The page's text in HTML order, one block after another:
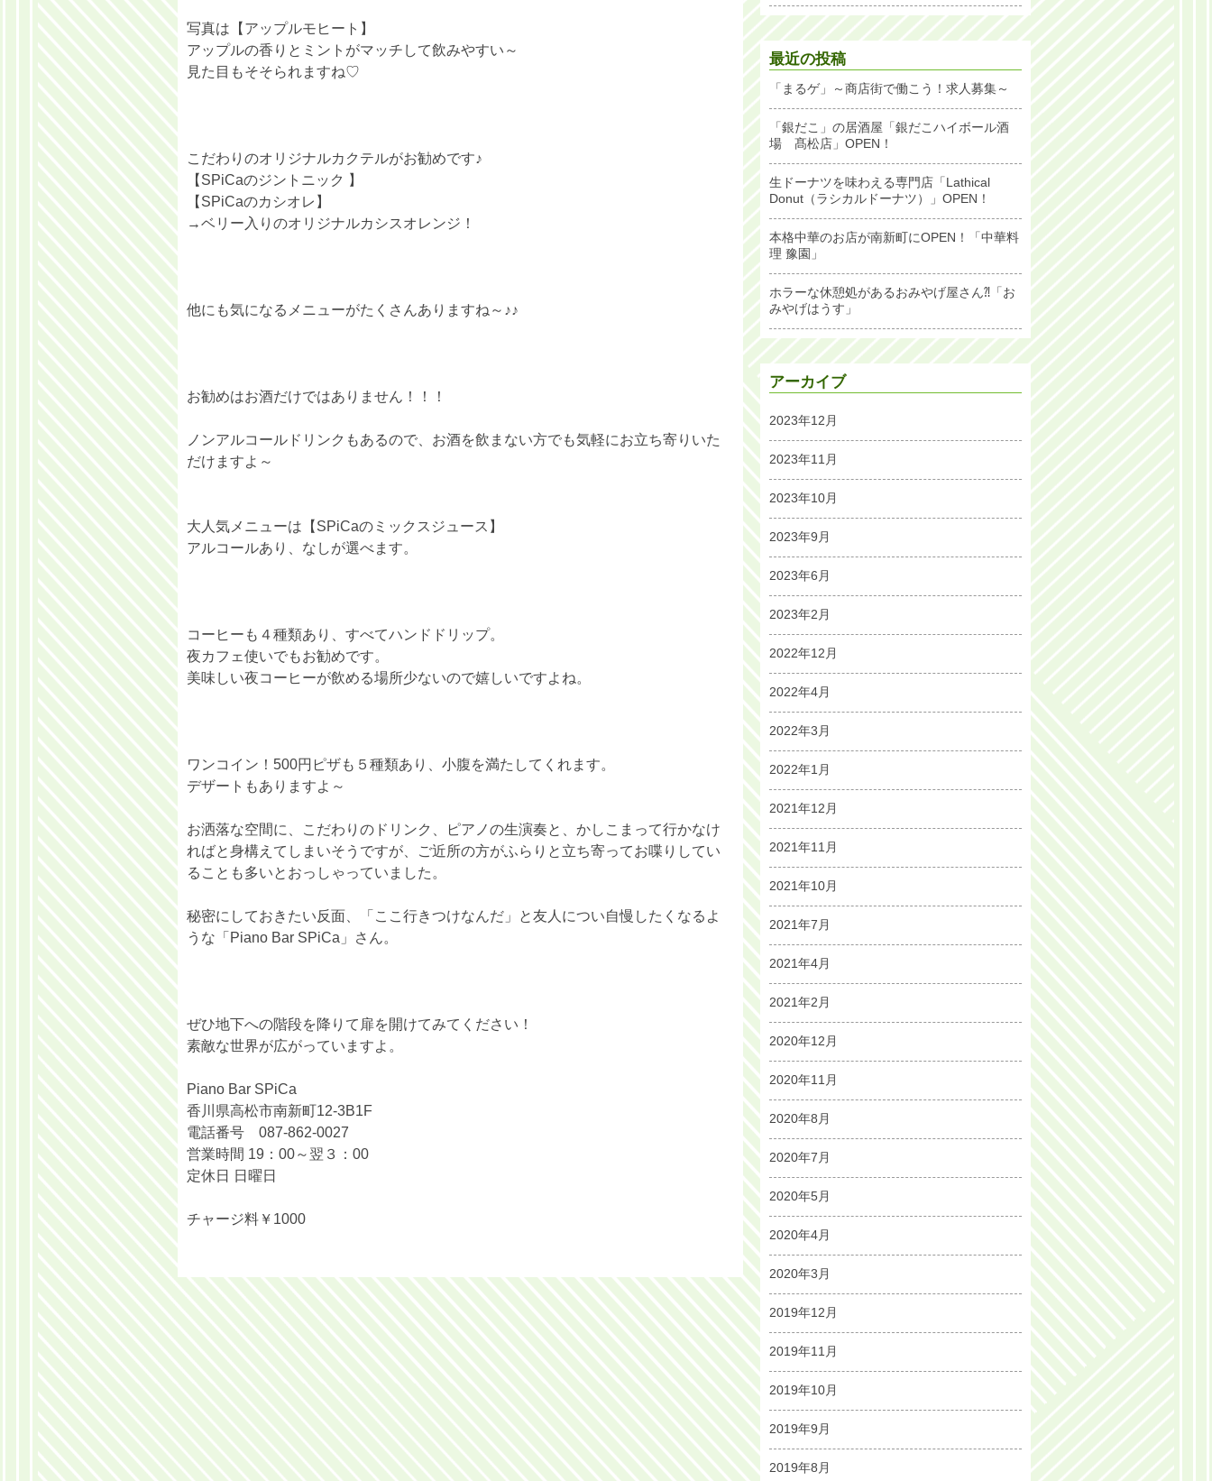
写真は【アップルモヒート】
アップルの香りとミントがマッチして飲みやすい～
見た目もそそられますね♡
こだわりのオリジナルカクテルがお勧めです♪
【SPiCaのジントニック 】
【SPiCaのカシオレ】
→ベリー入りのオリジナルカシスオレンジ！
他にも気になるメニューがたくさんありますね～♪♪
お勧めはお酒だけではありません！！！
ノンアルコールドリンクもあるので、お酒を飲まない方でも気軽にお立ち寄りいた
だけますよ～
大人気メニューは【SPiCaのミックスジュース】
アルコールあり、なしが選べます。
コーヒーも４種類あり、すべてハンドドリップ。
夜カフェ使いでもお勧めです。
美味しい夜コーヒーが飲める場所少ないので嬉しいですよね。
ワンコイン！500円ピザも５種類あり、小腹を満たしてくれます。
デザートもありますよ～
お洒落な空間に、こだわりのドリンク、ピアノの生演奏と、かしこまって行かなけ
ればと身構えてしまいそうですが、ご近所の方がふらりと立ち寄ってお喋りしてい
ることも多いとおっしゃっていました。
秘密にしておきたい反面、「ここ行きつけなんだ」と友人につい自慢したくなるよ
うな「Piano Bar SPiCa」さん。
ぜひ地下への階段を降りて扉を開けてみてください！
素敵な世界が広がっていますよ。
Piano Bar SPiCa
香川県高松市南新町12-3B1F
電話番号 087-862-0027
営業時間 19：00～翌３：00
定休日 日曜日
チャージ料￥1000
最近の投稿
「まるゲ」～商店街で働こう！求人募集～
「銀だこ」の居酒屋「銀だこハイボール酒
場 髙松店」OPEN！
生ドーナツを味わえる専門店「Lathical
Donut（ラシカルドーナツ）」OPEN！
本格中華のお店が南新町にOPEN！「中華料
理 豫園」
ホラーな休憩処があるおみやげ屋さん⁈「お
みやげはうす」
アーカイブ
2023年12月
2023年11月
2023年10月
2023年9月
2023年6月
2023年2月
2022年12月
2022年4月
2022年3月
2022年1月
2021年12月
2021年11月
2021年10月
2021年7月
2021年4月
2021年2月
2020年12月
2020年11月
2020年8月
2020年7月
2020年5月
2020年4月
2020年3月
2019年12月
2019年11月
2019年10月
2019年9月
2019年8月